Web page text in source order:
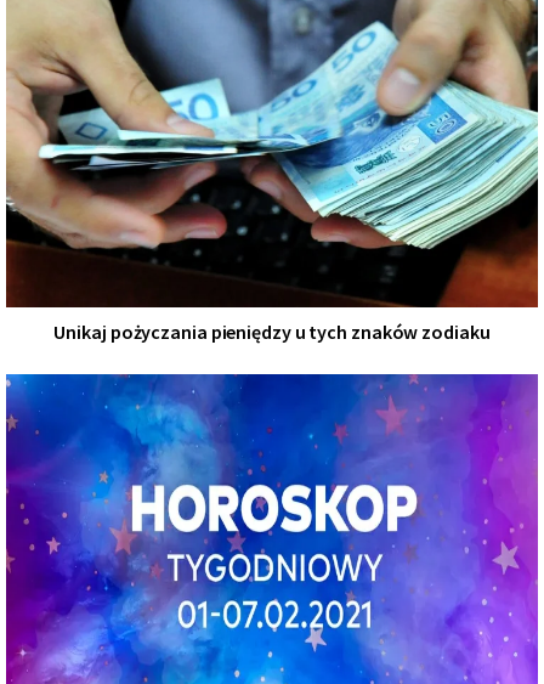
Unikaj pożyczania pieniędzy u tych znaków zodiaku